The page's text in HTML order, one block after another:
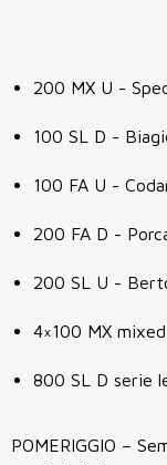
200 MX U -
100 SL D -
100 FA U -
200 FA D -
200 SL U -
4×100 MX
800 SL D serie
POMERIGGIO –